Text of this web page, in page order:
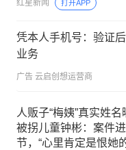
红星新闻 打开APP
凭本人手机号：验证
业务
广告 云启创想运营商
人贩子“梅姨”真实姓名
被拐儿童钟彬：案件
节，“心里肯定是恨她